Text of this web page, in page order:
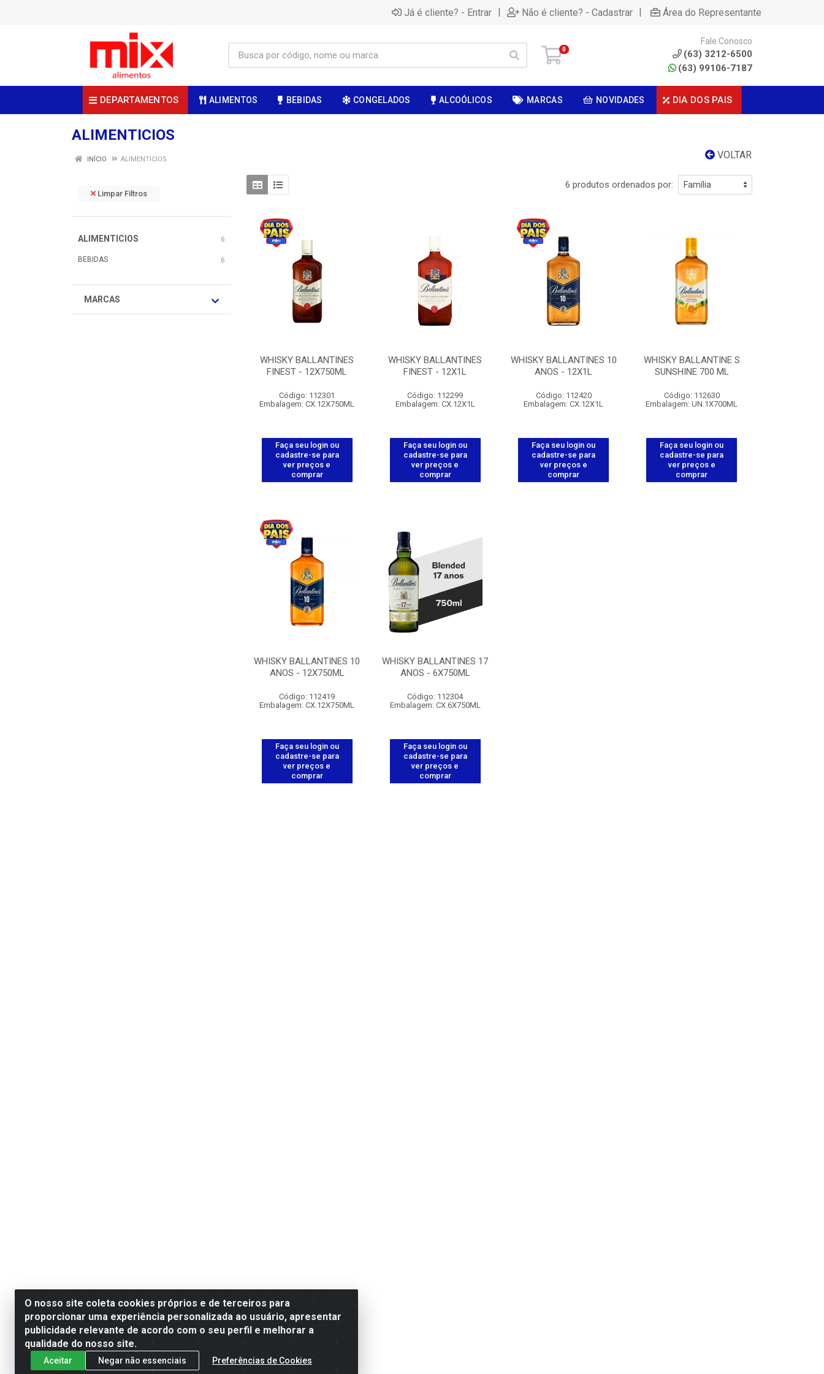
Já é cliente? - Entrar | Não é cliente? - Cadastrar | Área do Representante
0
Fale Conosco
(63) 3212-6500
(63) 99106-7187
DEPARTAMENTOS ALIMENTOS BEBIDAS CONGELADOS ALCOÓLICOS MARCAS NOVIDADES DIA DOS PAIS
ALIMENTICIOS
VOLTAR
INÍCIO ALIMENTICIOS
Limpar Filtros
ALIMENTICIOS 6
BEBIDAS 6
MARCAS
6 produtos ordenados por:
WHISKY BALLANTINES
FINEST - 12X750ML
Código: 112301
Embalagem: CX.12X750ML
Faça seu login ou
cadastre-se para
ver preços e
comprar
WHISKY BALLANTINES
FINEST - 12X1L
Código: 112299
Embalagem: CX.12X1L
Faça seu login ou
cadastre-se para
ver preços e
comprar
WHISKY BALLANTINES 10
ANOS - 12X1L
Código: 112420
Embalagem: CX.12X1L
Faça seu login ou
cadastre-se para
ver preços e
comprar
WHISKY BALLANTINE S
SUNSHINE 700 ML
Código: 112630
Embalagem: UN.1X700ML
Faça seu login ou
cadastre-se para
ver preços e
comprar
WHISKY BALLANTINES 10
ANOS - 12X750ML
Código: 112419
Embalagem: CX.12X750ML
Faça seu login ou
cadastre-se para
ver preços e
comprar
WHISKY BALLANTINES 17
ANOS - 6X750ML
Código: 112304
Embalagem: CX.6X750ML
Faça seu login ou
cadastre-se para
ver preços e
comprar
O nosso site coleta cookies próprios e de terceiros para
proporcionar uma experiência personalizada ao usuário, apresentar
publicidade relevante de acordo com o seu perfil e melhorar a
qualidade do nosso site.
Aceitar Negar não essenciais Preferências de Cookies